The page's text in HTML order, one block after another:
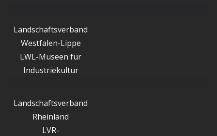
Landschaftsverband
Westfalen-Lippe
LWL-Museen für
Industriekultur
Landschaftsverband
Rheinland
LVR-